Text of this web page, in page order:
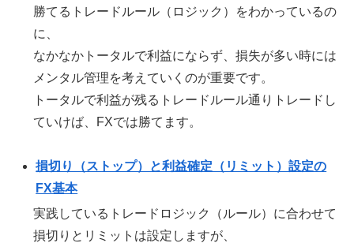
勝てるトレードルール（ロジック）をわかっているの
に、
なかなかトータルで利益にならず、損失が多い時には
メンタル管理を考えていくのが重要です。
トータルで利益が残るトレードルール通りトレードし
ていけば、FXでは勝てます。
損切り（ストップ）と利益確定（リミット）設定の
FX基本
実践しているトレードロジック（ルール）に合わせて
損切りとリミットは設定しますが、